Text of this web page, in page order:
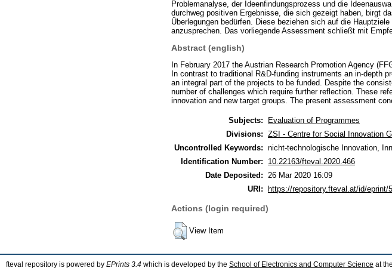
Problemanalyse, der Ideenfindungsprozess und die
durchweg positiven Ergebnisse, die sich gezeigt haben, birgt
Überlegungen bedürfen. Diese beziehen sich auf die
anzusprechen. Das vorliegende Assessment schließt mit
Abstract (english)
In February 2017 the Austrian Research Promotion Agency
In contrast to traditional R&D-funding instruments an in-depth
an integral part of the projects to be funded. Despite the
number of challenges which require further reflection. These
innovation and new target groups. The present assessment
Subjects:
Evaluation of Programmes
Divisions: ZSI - Centre for Social Innovation
Uncontrolled Keywords: nicht-technologische Innovation,
Identification Number:
10.22163/fteval.2020.466
Date Deposited:
26 Mar 2020 16:09
URI: https://repository.fteval.at/id/eprint/
Actions (login required)
View Item
fteval repository is powered by EPrints 3.4 which is developed by the School of Electronics and Computer Science at